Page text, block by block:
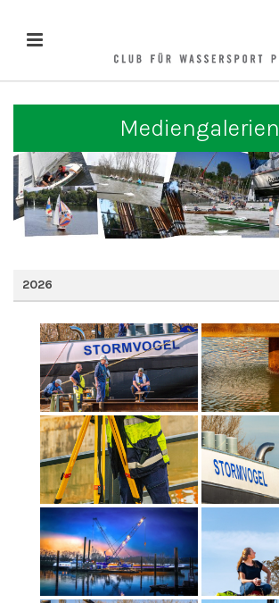
Mediengalerien
2026